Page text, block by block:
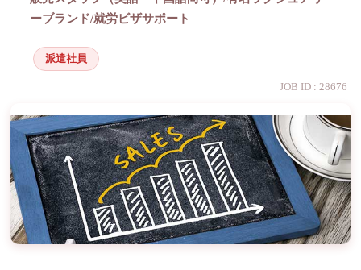
ーブランド/就労ビザサポート
派遣社員
JOB ID : 28676